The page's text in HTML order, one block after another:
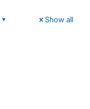
Show all